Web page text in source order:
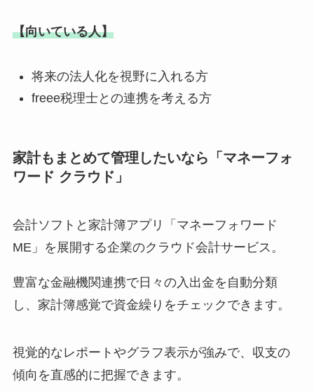
【向いている人】
将来の法人化を視野に入れる方
freee税理士との連携を考える方
家計もまとめて管理したいなら「マネーフォ
ワード クラウド」
会計ソフトと家計簿アプリ「マネーフォワード
ME」を展開する企業のクラウド会計サービス。
豊富な金融機関連携で日々の入出金を自動分類
し、家計簿感覚で資金繰りをチェックできます。
視覚的なレポートやグラフ表示が強みで、収支の
傾向を直感的に把握できます。